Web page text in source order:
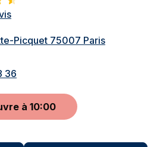
Picquet 75007 Paris
36
à 10:00